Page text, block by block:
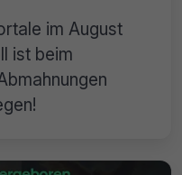
im August
ist beim